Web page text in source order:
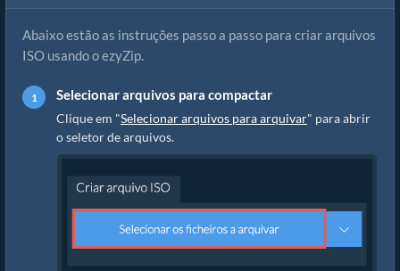
Abaixo estão as instruções passo a passo para criar arquivos
ISO usando o ezyZip.
Selecionar arquivos para compactar
Clique em "Selecionar arquivos para arquivar" para abrir
o seletor de arquivos.